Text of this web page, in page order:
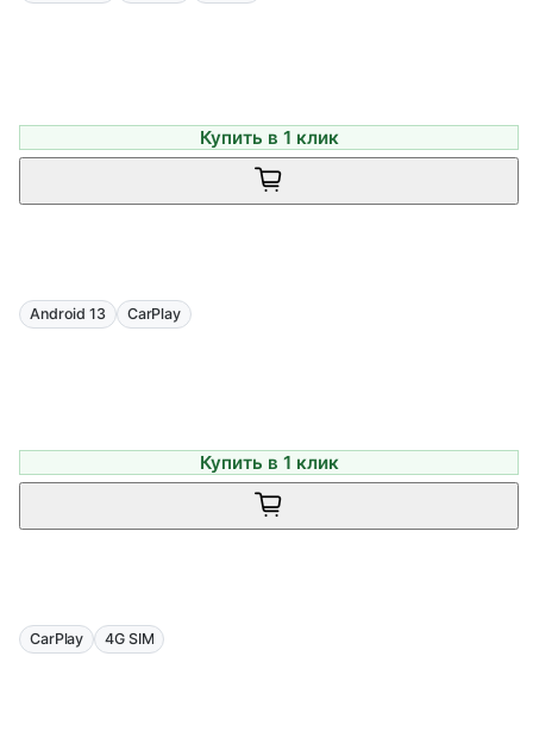
Купить в 1 клик
Android 13 CarPlay
Купить в 1 клик
CarPlay 4G SIM